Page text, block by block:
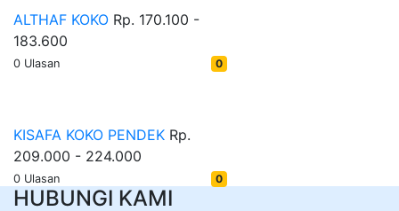
ALTHAF KOKO Rp. 170.100 -
183.600
0 Ulasan 0
KISAFA KOKO PENDEK Rp.
209.000 - 224.000
0 Ulasan 0
HUBUNGI KAMI